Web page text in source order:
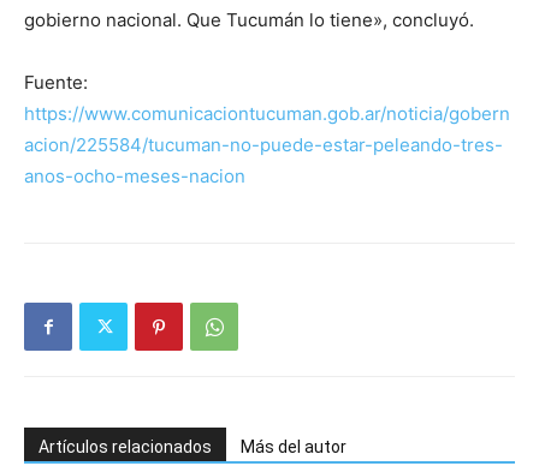
gobierno nacional. Que Tucumán lo tiene», concluyó.
Fuente:
https://www.comunicaciontucuman.gob.ar/noticia/gobern
acion/225584/tucuman-no-puede-estar-peleando-tres-
anos-ocho-meses-nacion
Artículos relacionados Más del autor